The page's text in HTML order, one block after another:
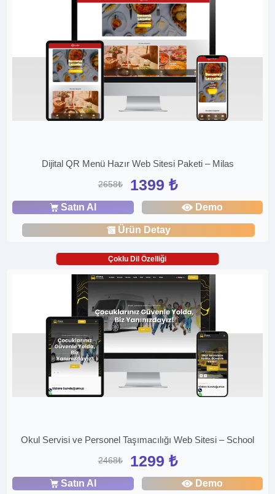
Dijital QR Menü Hazır Web Sitesi Paketi – Milas
2658₺ 1399 ₺
Satın Al Demo
Ürün Detay
Çoklu Dil Özelliği
Okul Servisi ve Personel Taşımacılığı Web Sitesi – School
2468₺ 1299 ₺
Satın Al Demo